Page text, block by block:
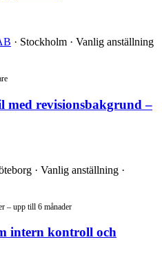
· Stockholm · Vanlig anställning
med revisionsbakgrund –
· Vanlig anställning ·
– upp till 6 månader
intern kontroll och